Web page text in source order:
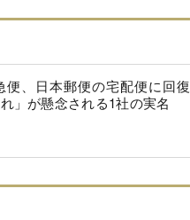
便、日本郵便の宅配便に回復
」が懸念される1社の実名